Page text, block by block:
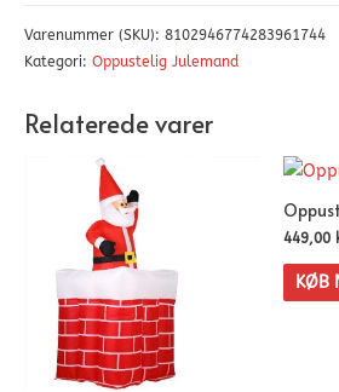
Varenummer (SKU): 8102946774283961744
Kategori: Oppustelig Julemand
Relaterede varer
449,00
KØB